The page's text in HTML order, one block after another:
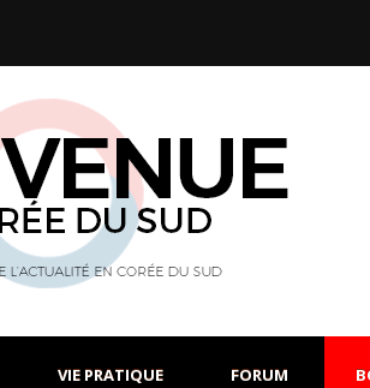
VIE PRATIQUE FORUM